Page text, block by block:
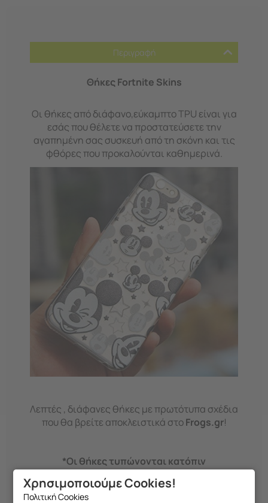
Περιγραφή
Θήκες Fortnite Skins
Οι θήκες από διάφανο,εύκαμπτο TPU είναι για
εσάς που θέλετε να προστατεύσετε την
αγαπημένη σας συσκευή από τη σκόνη και τις
φθόρες που προκαλούνται καθημερινά.
Λεπτές , διάφανες θήκες με πρωτότυπα σχέδια
που θα βρείτε αποκλειστικά στοFrogs.gr!
*Οι θήκες τυπώνονται κατόπιν
Χρησιμοποιούμε Cookies!
Πολιτική Cookies